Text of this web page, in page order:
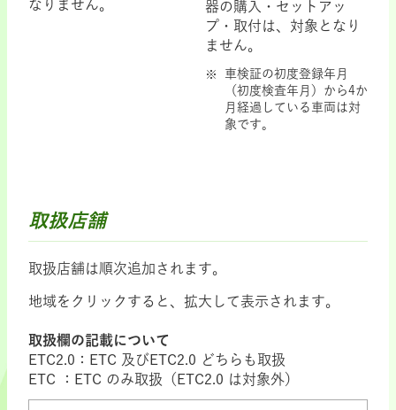
なりません。
器の購入・セットアッ
プ・取付は、対象となり
ません。
車検証の初度登録年月
（初度検査年月）から4か
月経過している車両は対
象です。
取扱店舗
取扱店舗は順次追加されます。
地域をクリックすると、拡大して表示されます。
取扱欄の記載について
ETC2.0：ETC 及びETC2.0 どちらも取扱
ETC ：ETC のみ取扱（ETC2.0 は対象外）